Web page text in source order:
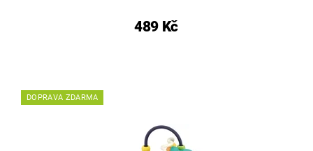
489 Kč
DOPRAVA ZDARMA